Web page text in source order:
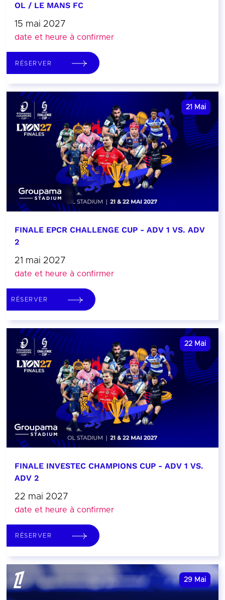
OL / LE MANS FC
15 mai 2027
date et heure à confirmer
RÉSERVER
21 Mai
FINALE EPCR CHALLENGE CUP - ADV 1 VS. ADV
2
21 mai 2027
date et heure à confirmer
RÉSERVER
22 Mai
FINALE INVESTEC CHAMPIONS CUP - ADV 1 VS.
ADV 2
22 mai 2027
date et heure à confirmer
RÉSERVER
29 Mai